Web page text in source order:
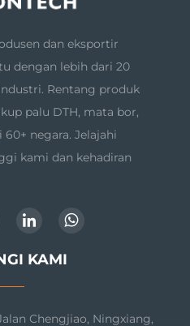
dan eksportir
dengan lebih dari 20
Rentang produk
palu DTH, mata bor,
negara. Jelajahi
kami dan kehadiran
KAMI
Chengjiao, Ningxiang,